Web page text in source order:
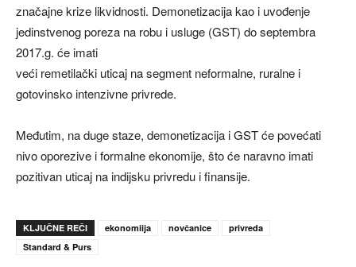
značajne krize likvidnosti. Demonetizacija kao i uvođenje
jedinstvenog poreza na robu i usluge (GST) do septembra
2017.g. će imati
veći remetilački uticaj na segment neformalne, ruralne i
gotovinsko intenzivne privrede.
Međutim, na duge staze, demonetizacija i GST će povećati
nivo oporezive i formalne ekonomije, što će naravno imati
pozitivan uticaj na indijsku privredu i finansije.
KLJUČNE REČI ekonomiija novčanice
privreda
Standard & Purs